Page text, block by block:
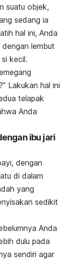
suatu objek,
sedang ia
hal ini, Anda
lembut
kecil.
Lakukan hal ini
telapak
Anda
ibu jari
dengan
di dalam
yang
sedikit
Anda
dulu pada
sendiri agar